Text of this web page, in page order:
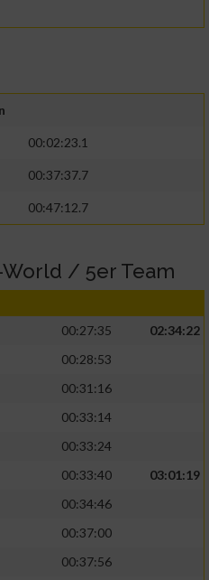
00:02:23.1
00:37:37.7
00:47:12.7
World / 5er Team
00:27:35
02:34:22
00:28:53
00:31:16
00:33:14
00:33:24
00:33:40
03:01:19
00:34:46
00:37:00
00:37:56